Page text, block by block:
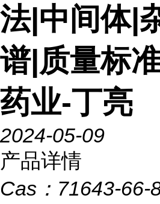
法|中间体|
谱|质量标
药业-丁亮
2024-05-09
产品详情
Cas： 71643-66-